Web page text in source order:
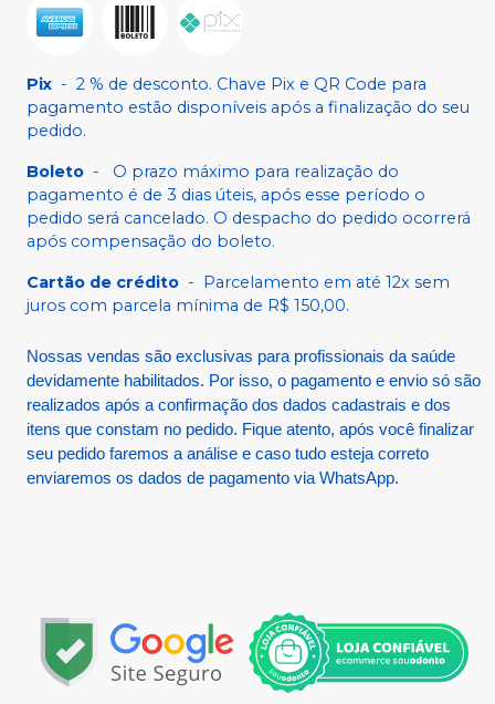
Pix - 2 % de desconto. Chave Pix e QR Code para
pagamento estão disponíveis após a finalização do seu
pedido.
Boleto -
O prazo máximo para realização do
pagamento é de 3 dias úteis, após esse período o
pedido será cancelado. O despacho do pedido ocorrerá
após compensação do boleto.
Cartão de crédito - Parcelamento em até 12x sem
juros com parcela mínima de R$ 150,00.
Nossas vendas são exclusivas para profissionais da saúde
devidamente habilitados. Por isso, o pagamento e envio só são
realizados após a confirmação dos dados cadastrais e dos
itens que constam no pedido. Fique atento, após você finalizar
seu pedido faremos a análise e caso tudo esteja correto
enviaremos os dados de pagamento via WhatsApp.